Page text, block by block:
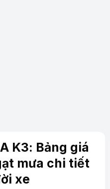
K3: Bảng giá
mưa chi tiết
xe